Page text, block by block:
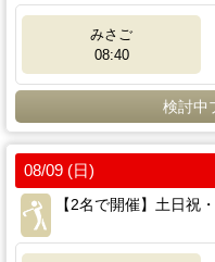
みさご
08:40
検討中
08/09 (日)
【2名で開催】土日祝